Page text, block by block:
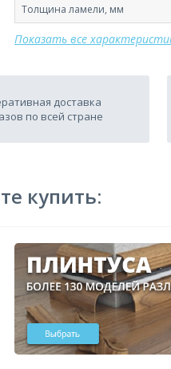
Толщина ламели, мм
Показать все
доставка
по всей стране
купить: